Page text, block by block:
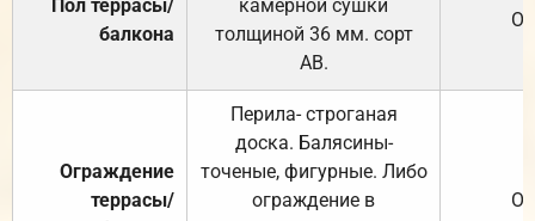
Пол террасы/
балкона
камерной сушки
толщиной 36 мм. сорт
АВ.
Ограждение
террасы/
Перила- строганая
доска. Балясины-
точеные, фигурные. Либо
ограждение в